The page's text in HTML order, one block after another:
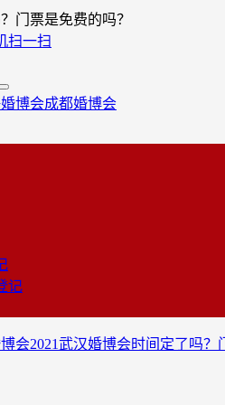
门票是免费的吗？
扫一扫
婚博会成都婚博会
记
会2021武汉婚博会时间定了吗？